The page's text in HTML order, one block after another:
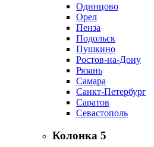
Одинцово
Орел
Пенза
Подольск
Пушкино
Ростов-на-Дону
Рязань
Самара
Санкт-Петербург
Саратов
Севастополь
Колонка 5